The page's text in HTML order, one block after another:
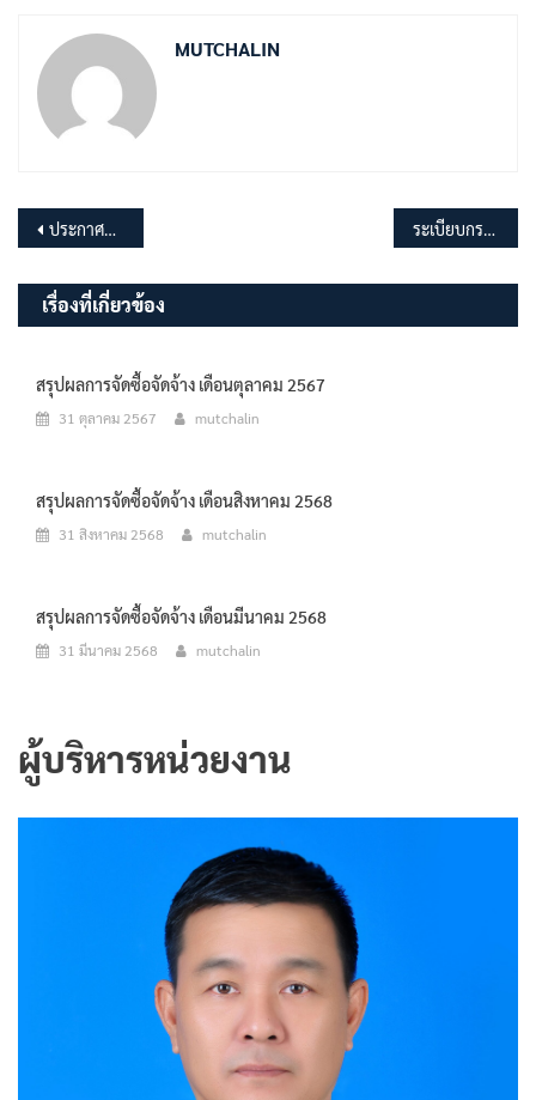
MUTCHALIN
แนะแนว
เรื่อง
ประกาศนโยบายไม่รับของขวัญและของกำนัลทุกชนิดจากการปฏิบัติหน้าที่ No Gift Policy ประจำปีงบประมาณ พ.ศ.2569 ระเบียบกระทรวงมหาดไทยว่าด้วยเงินอุดหนุนของ อปท. พ.ศ.2569
เรื่องที่เกี่ยวข้อง
สรุปผลการจัดซื้อจัดจ้าง เดือนตุลาคม 2567
31 ตุลาคม 2567 mutchalin
สรุปผลการจัดซื้อจัดจ้าง เดือนสิงหาคม 2568
31 สิงหาคม 2568 mutchalin
สรุปผลการจัดซื้อจัดจ้าง เดือนมีนาคม 2568
31 มีนาคม 2568 mutchalin
ผู้บริหารหน่วยงาน